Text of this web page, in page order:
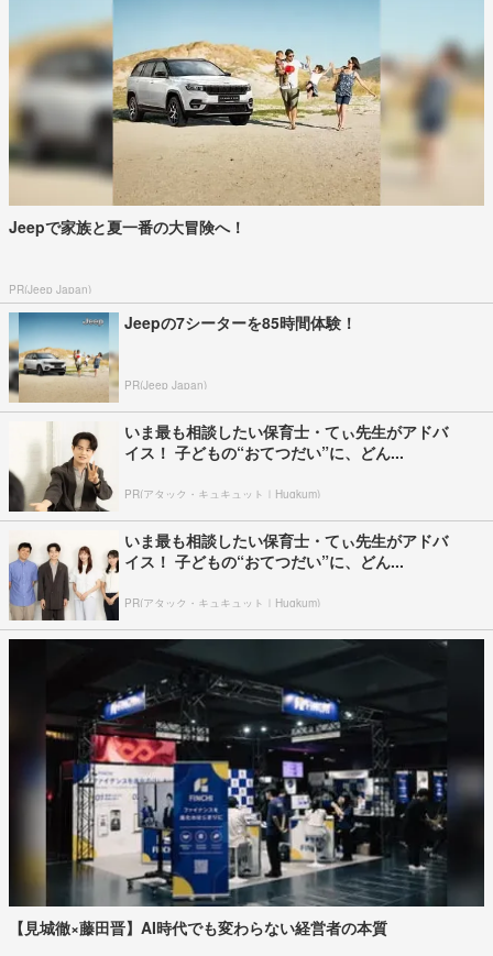
Jeepで家族と夏一番の大冒険へ！
PR(Jeep Japan)
Jeepの7シーターを85時間体験！
PR(Jeep Japan)
いま最も相談したい保育士・てぃ先生がアドバ
イス！ 子どもの“おてつだい”に、どん...
PR(アタック・キュキュット｜Hugkum)
いま最も相談したい保育士・てぃ先生がアドバ
イス！ 子どもの“おてつだい”に、どん...
PR(アタック・キュキュット｜Hugkum)
【見城徹×藤田晋】AI時代でも変わらない経営者の本質